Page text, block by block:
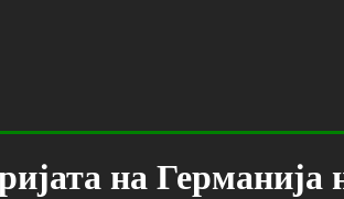
на Германија